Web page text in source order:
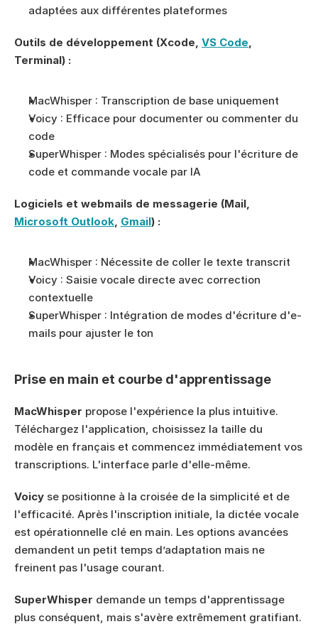
adaptées aux différentes plateformes
Outils de développement (Xcode, VS Code,
Terminal) :
MacWhisper : Transcription de base uniquement
Voicy : Efficace pour documenter ou commenter du
code
SuperWhisper : Modes spécialisés pour l'écriture de
code et commande vocale par IA
Microsoft Outlook, Gmail) :
MacWhisper : Nécessite de coller le texte transcrit
Voicy : Saisie vocale directe avec correction
contextuelle
SuperWhisper : Intégration de modes d'écriture d'e-
mails pour ajuster le ton
Prise en main et courbe d'apprentissage
MacWhisper propose l'expérience la plus intuitive.
Téléchargez l'application, choisissez la taille du
modèle en français et commencez immédiatement vos
transcriptions. L'interface parle d'elle-même.
Voicy se positionne à la croisée de la simplicité et de
l'efficacité. Après l'inscription initiale, la dictée vocale
est opérationnelle clé en main. Les options avancées
demandent un petit temps d’adaptation mais ne
freinent pas l'usage courant.
SuperWhisper demande un temps d'apprentissage
plus conséquent, mais s'avère extrêmement gratifiant.